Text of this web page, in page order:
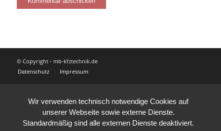
© Copyright - mb-kfztechnik.de
Datenschutz
Impressum
Wir verwenden technisch notwendige Cookies auf
unserer Webseite sowie externe Dienste.
Standardmäßig sind alle externen Dienste deaktiviert.